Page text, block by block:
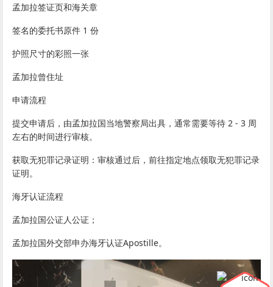
孟加拉签证页和海关章
签名的委托书原件 1 份
护照尺寸的彩照一张
孟加拉曾住址
申请流程
提交申请后，由孟加拉国当地警察局出具，通常需要等待 2 - 3 周
左右的时间进行审核。
获取无犯罪记录证明：审核通过后，前往指定地点领取无犯罪记录
证明。
海牙认证流程
孟加拉国公证人公证；
孟加拉国外交部申办海牙认证Apostille。